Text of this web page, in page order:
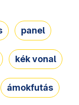
panel
kék vonal
ámokfutás